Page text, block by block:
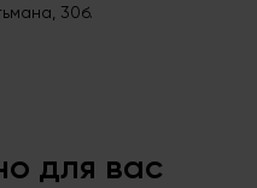
30б.
для вас